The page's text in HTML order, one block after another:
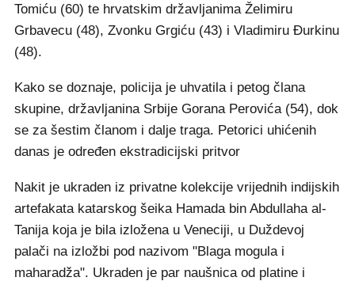
Tomiću (60) te hrvatskim državljanima Želimiru
Grbavecu (48), Zvonku Grgiću (43) i Vladimiru Đurkinu
(48).
Kako se doznaje, policija je uhvatila i petog člana
skupine, državljanina Srbije Gorana Perovića (54), dok
se za šestim članom i dalje traga. Petorici uhićenih
danas je određen ekstradicijski pritvor
Nakit je ukraden iz privatne kolekcije vrijednih indijskih
artefakata katarskog šeika Hamada bin Abdullaha al-
Tanija koja je bila izložena u Veneciji, u Duždevoj
palači na izložbi pod nazivom "Blaga mogula i
maharadža". Ukraden je par naušnica od platine i